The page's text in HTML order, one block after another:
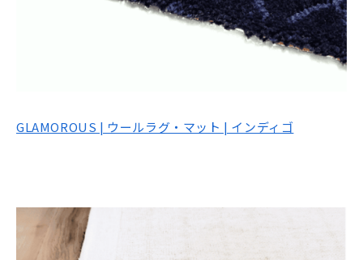
GLAMOROUS | ウールラグ・マット | インディゴ